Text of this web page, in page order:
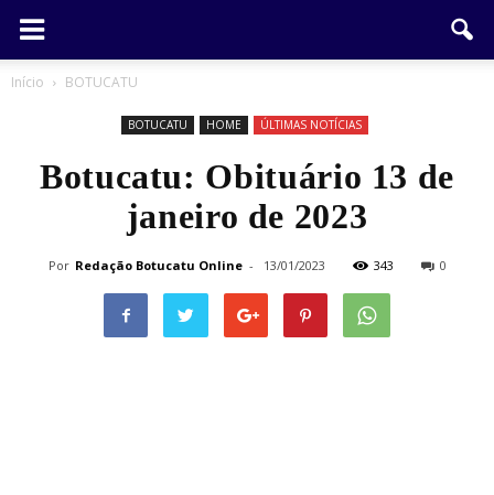
Início BOTUCATU
BOTUCATU HOME ÚLTIMAS NOTÍCIAS
Botucatu: Obituário 13 de
janeiro de 2023
Por Redação Botucatu Online - 13/01/2023 343 0